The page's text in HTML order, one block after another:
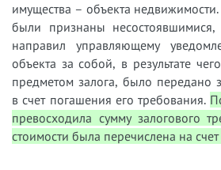
имущества – объекта недвижимости.
были признаны несостоявшимися,
направил управляющему
объекта за собой, в результате
предметом залога, было передано
в счет погашения его требования.
превосходила сумму залогового
стоимости была перечислена на